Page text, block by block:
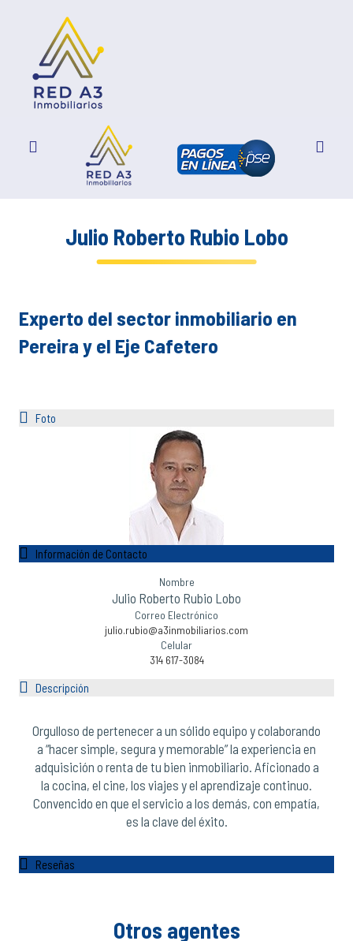
Julio Roberto Rubio Lobo
Experto del sector inmobiliario en
Pereira y el Eje Cafetero
Foto
Información de Contacto
Nombre
Julio Roberto Rubio Lobo
Correo Electrónico
julio.rubio@a3inmobiliarios.com
Celular
314 617-3084
Descripción
Orgulloso de pertenecer a un sólido equipo y colaborando
a “hacer simple, segura y memorable” la experiencia en
adquisición o renta de tu bien inmobiliario. Aficionado a
la cocina, el cine, los viajes y el aprendizaje continuo.
Convencido en que el servicio a los demás, con empatía,
es la clave del éxito.
Reseñas
Otros agentes